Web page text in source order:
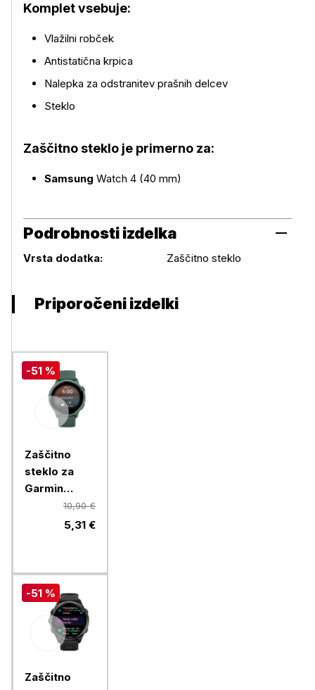
Komplet vsebuje:
Vlažilni robček
Antistatična krpica
Nalepka za odstranitev prašnih delcev
Steklo
Zaščitno steklo je primerno za:
Samsung Watch 4 (40 mm)
Podrobnosti izdelka
Podrobnosti izdelka
Vrsta dodatka: Zaščitno steklo
Priporočeni izdelki
-51 %
Zaščitno
steklo za
Garmin
Vivoactive 6
(36mm)
10,90 €
5,31 €
-51 %
Zaščitno